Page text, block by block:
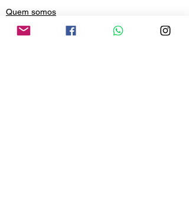
Quem somos
Política de privacidade